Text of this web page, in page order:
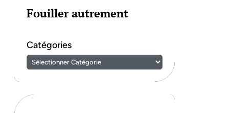
Fouiller autrement
Catégories